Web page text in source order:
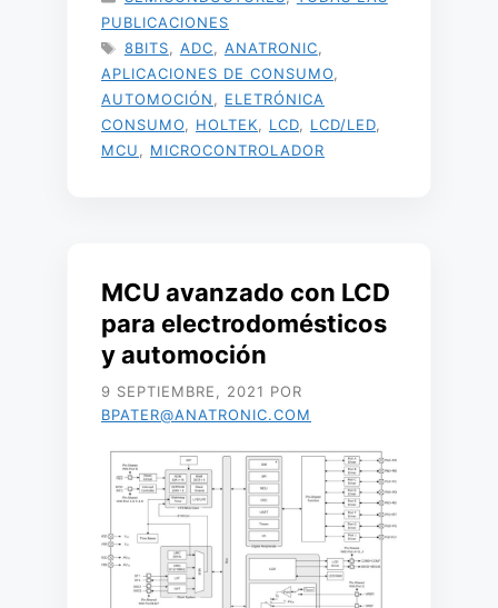
PUBLICACIONES
ETIQUETAS
8BITS ADC ANATRONIC
APLICACIONES DE CONSUMO
AUTOMOCIÓN
ELETRÓNICA
CONSUMO
HOLTEK LCD LCD/LED
MCU
MICROCONTROLADOR
MCU avanzado con LCD
para electrodomésticos
y automoción
9 SEPTIEMBRE, 2021 POR
BPATER@ANATRONIC.COM